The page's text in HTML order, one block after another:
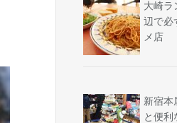
大崎ラ
辺で必
メ店
新宿本
と便利